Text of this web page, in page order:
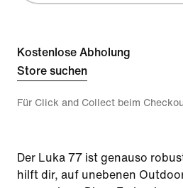
Kostenlose Abholung
Store suchen
Für Click and Collect beim
Der Luka 77 ist genauso
hilft dir, auf unebenen